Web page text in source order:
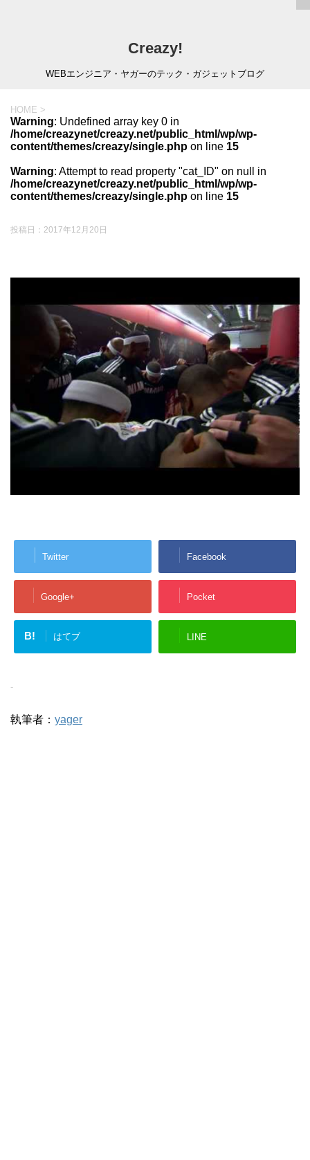
Creazy!
WEBエンジニア・ヤガーのテック・ガジェットブログ
HOME >
Warning: Undefined array key 0 in
/home/creazynet/creazy.net/public_html/wp/wp-
content/themes/creazy/single.php on line 15
Warning: Attempt to read property "cat_ID" on null in
/home/creazynet/creazy.net/public_html/wp/wp-
content/themes/creazy/single.php on line 15
投稿日： 2017年12月20日
Twitter Facebook
Google+ Pocket
B! はてブ LINE
-
執筆者： yager